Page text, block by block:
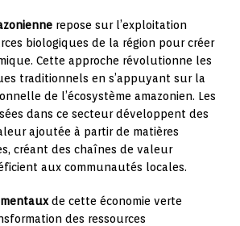
repose sur l’exploitation
biologiques de la région pour créer
Cette approche révolutionne les
traditionnels en s’appuyant sur la
de l’écosystème amazonien. Les
dans ce secteur développent des
ajoutée à partir de matières
créant des chaînes de valeur
aux communautés locales.
de cette économie verte
des ressources